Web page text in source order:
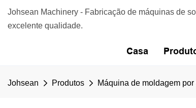
Johsean Machinery - Fabricação de máquinas de
excelente qualidade.
Casa
Johsean Produtos Máquina de moldagem